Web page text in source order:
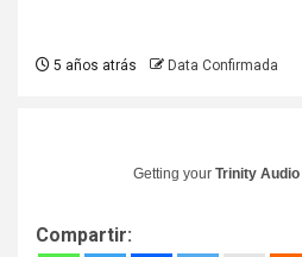
5 años atrás Data Confirmada
Getting your Trinity Audio
Compartir: